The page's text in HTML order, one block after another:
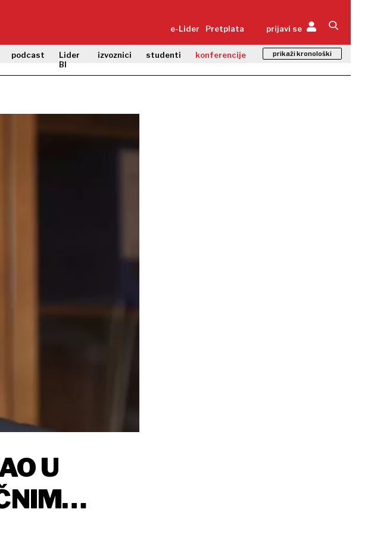
e-Lider Pretplata prijavi se
podcast
Lider
BI
izvoznici studenti konferencije prikaži kronološki
U